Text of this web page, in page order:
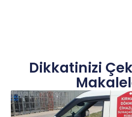
Dikkatinizi